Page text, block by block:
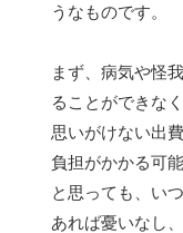
うなものです。
まず、病気や怪
ることができな
思いがけない出
負担がかかる可
と思っても、い
あれば憂いなし